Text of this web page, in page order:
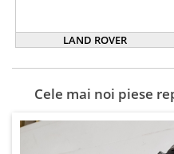
LAND ROVER
Cele mai noi piese